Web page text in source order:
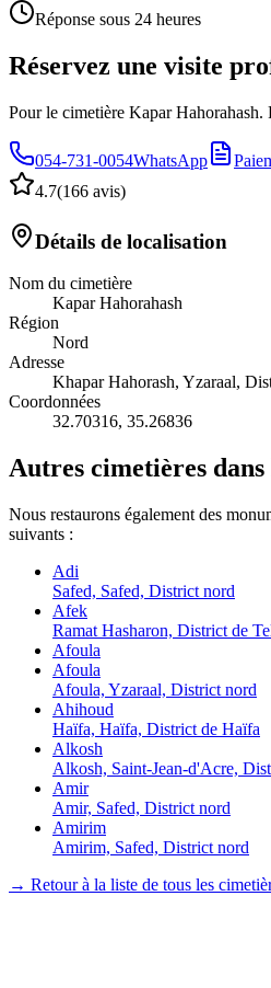
Réponse sous 24 heures
Réservez une visite
Pour le cimetière Kapar Hahorahash.
054-731-0054WhatsApp
4.7(166 avis)
Détails de localisation
Nom du cimetière
Kapar Hahorahash
Région
Nord
Adresse
Khapar Hahorash, Yzaraal,
Coordonnées
32.70316, 35.26836
Autres cimetières
Nous restaurons également des
suivants :
Adi
Safed, Safed, District nord
Afek
Ramat Hasharon, District de
Afoula
Afoula
Afoula, Yzaraal, District nord
Ahihoud
Haïfa, Haïfa, District de Haïfa
Alkosh
Alkosh, Saint-Jean-d'Acre,
Amir
Amir, Safed, District nord
Amirim
Amirim, Safed, District nord
→ Retour à la liste de tous les